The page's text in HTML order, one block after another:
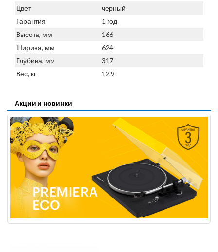
Цвет
черный
Гарантия
1 год
Высота, мм
166
Ширина, мм
624
Глубина, мм
317
Вес, кг
12.9
Акции и новинки